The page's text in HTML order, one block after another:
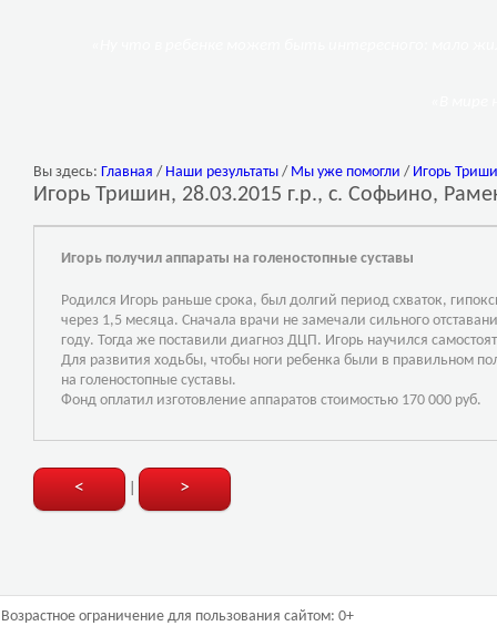
Вы здесь: Главная / Наши результаты / Мы уже помогли / Игорь
Игорь Тришин, 28.03.2015 г.р., с. Софьино,
Игорь получил аппараты на голеностопные суставы
Родился Игорь раньше срока, был долгий период схваток,
через 1,5 месяца. Сначала врачи не замечали сильного
году. Тогда же поставили диагноз ДЦП. Игорь научился
Для развития ходьбы, чтобы ноги ребенка были в правильном
на голеностопные суставы.
Фонд оплатил изготовление аппаратов стоимостью 170 000 руб.
< >
Возрастное ограничение для пользования сайтом: 0+